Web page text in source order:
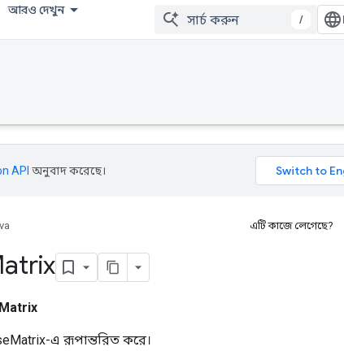
আরও দেখুন
/
API অনুবাদ করেছে।
এটি কাজে লেগেছে?
এ রূপান্তরিত করে।